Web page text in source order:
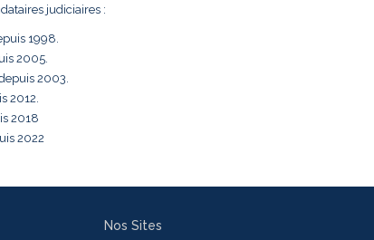
judiciaires :
1998.
2005.
2003.
2012.
2018
2022
Nos Sites